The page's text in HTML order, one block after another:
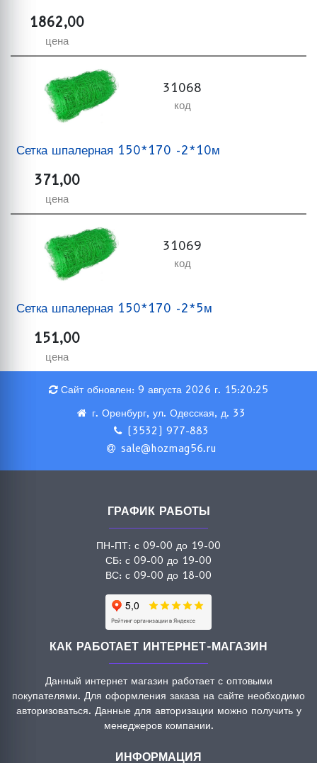
1862,00
цена
31068
код
Сетка шпалерная 150*170 -2*10м
371,00
цена
31069
код
Сетка шпалерная 150*170 -2*5м
151,00
цена
Сайт обновлен: 9 августа 2026 г. 15:20:25
г. Оренбург, ул. Одесская, д. 33
(3532) 977-883
sale@hozmag56.ru
ГРАФИК РАБОТЫ
ПН-ПТ: с 09-00 до 19-00
СБ: с 09-00 до 19-00
ВС: с 09-00 до 18-00
КАК РАБОТАЕТ ИНТЕРНЕТ-МАГАЗИН
Данный интернет магазин работает с оптовыми
покупателями. Для оформления заказа на сайте необходимо
авторизоваться. Данные для авторизации можно получить у
менеджеров компании.
ИНФОРМАЦИЯ